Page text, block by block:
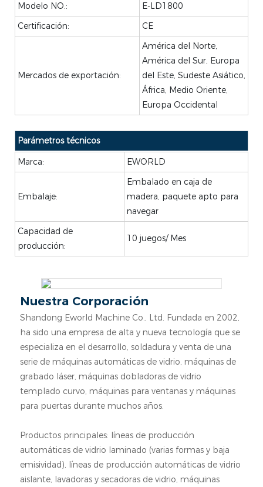
Modelo NO.:
E-LD1800
Certificación:
CE
Mercados de exportación:
América del Norte,
América del Sur, Europa
del Este, Sudeste Asiático,
África, Medio Oriente,
Europa Occidental
Parámetros técnicos
Marca:
EWORLD
Embalaje:
Embalado en caja de
madera, paquete apto para
navegar
Capacidad de
producción:
10 juegos/ Mes
Nuestra Corporación
Shandong Eworld Machine Co., Ltd. Fundada en 2002,
ha sido una empresa de alta y nueva tecnología que se
especializa en el desarrollo, soldadura y venta de una
serie de máquinas automáticas de vidrio, máquinas de
grabado láser, máquinas dobladoras de vidrio
templado curvo, máquinas para ventanas y máquinas
para puertas durante muchos años.
Productos principales: líneas de producción
automáticas de vidrio laminado (varias formas y baja
emisividad), líneas de producción automáticas de vidrio
aislante, lavadoras y secadoras de vidrio, máquinas